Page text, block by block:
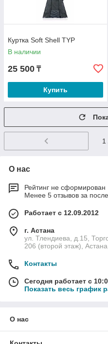
Куртка Soft Shell TYP
В наличии
25 500 ₸
Купить
1
О нас
Рейтинг не сформирован
Менее 5 отзывов за
Работает с 12.09.2012
г. Астана
ул. Тлендиева, д.15,
206 (второй этаж),
Контакты
Сегодня работает с
Показать весь график
О нас